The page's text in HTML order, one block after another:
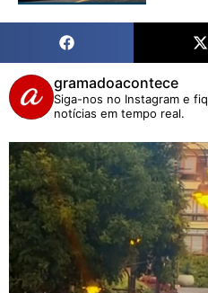
gramadoacontece
Siga-nos no Instagram e
notícias em tempo real.